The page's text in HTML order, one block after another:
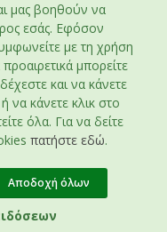
μας βοηθούν να
εσάς. Εφόσον
με τη χρήση
μπορείτε
και να κάνετε
να κάνετε κλικ στο
όλα. Για να δείτε
πατήστε εδώ.
Αποδοχή όλων